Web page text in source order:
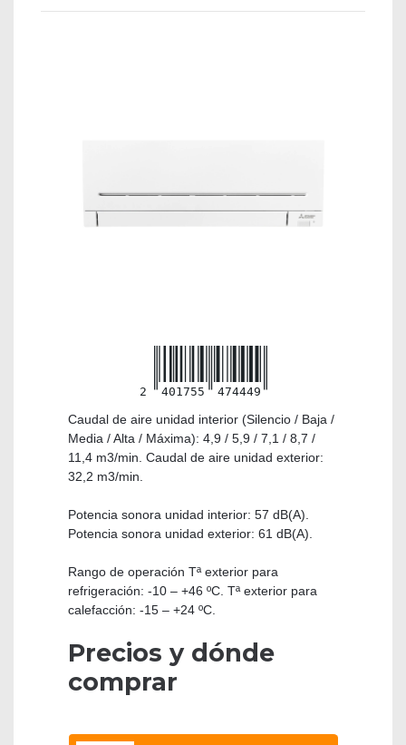
2 401755 474449
Caudal de aire unidad interior (Silencio / Baja /
Media / Alta / Máxima): 4,9 / 5,9 / 7,1 / 8,7 /
11,4 m3/min. Caudal de aire unidad exterior:
32,2 m3/min.
Potencia sonora unidad interior: 57 dB(A).
Potencia sonora unidad exterior: 61 dB(A).
Rango de operación Tª exterior para
refrigeración: -10 – +46 ºC. Tª exterior para
calefacción: -15 – +24 ºC.
Precios y dónde
comprar